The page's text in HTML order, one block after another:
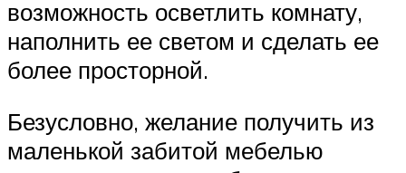
возможность осветлить комнату,
наполнить ее светом и сделать ее
более просторной.
Безусловно, желание получить из
маленькой забитой мебелью